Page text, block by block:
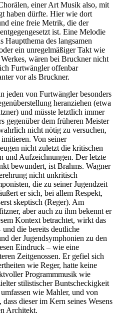
einer Art Musik also, mit
haben dürfte. Hier wie dort
eine freie Metrik, die der
ist. Eine Melodie
Hauptthema des langsamen
ein unregelmäßiger Takt wie
wären bei Bruckner nicht
Furtwängler offenbar
vor als Bruckner.
jeden von Furtwängler besonders
heranziehen (etwa
und müsste letztlich immer
gegenüber dem früheren Meister
nicht nötig zu versuchen,
Von seiner
nicht zuletzt die kritischen
und Aufzeichnungen. Der letzte
bewundert, ist Brahms. Wagner
nicht unkritisch
die zu seiner Jugendzeit
er sich, bei allem Respekt,
skeptisch (Reger). Am
aber auch zu ihm bekennt er
Kontext betrachtet, wirkt das
die bereits deutliche
der Jugendsymphonien zu den
Eindruck – wie eine
Zeitgenossen. Er gefiel sich
wie Reger, hatte keine
Programmmusik wie
stilistischer Buntscheckigkeit
wie Mahler, und von
dieser im Kern seines Wesens
Architekt.